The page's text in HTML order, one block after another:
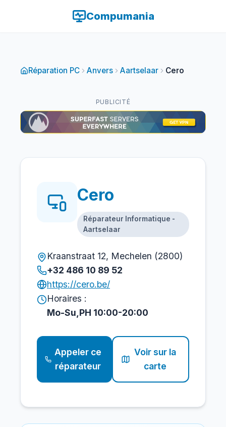
Compumania
Réparation PC Anvers Aartselaar Cero
PUBLICITÉ
Cero
Réparateur Informatique -
Aartselaar
Kraanstraat 12, Mechelen (2800)
+32 486 10 89 52
https://cero.be/
Horaires :
Mo-Su,PH 10:00-20:00
Appeler ce
réparateur
Voir sur la
carte